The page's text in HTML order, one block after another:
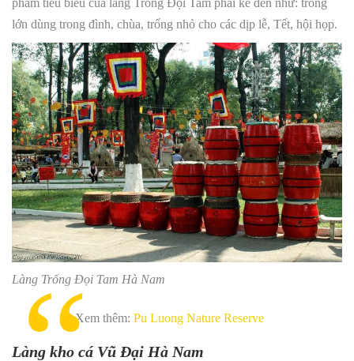
lớn dùng trong đình, chùa, trống nhỏ cho các dịp lễ, Tết, hội họp.
Làng Trống Đọi Tam Hà Nam
Xem thêm: Pu Luong Nature Reserve
Làng kho cá Vũ Đại Hà Nam